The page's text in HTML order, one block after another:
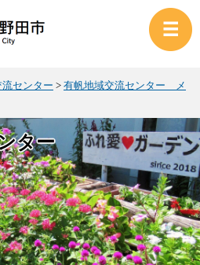
センター > 有帆地域交流センター メ
ター